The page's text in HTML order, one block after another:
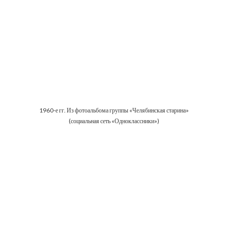
1960-е гг. Из фотоальбома группы «Челябинская старина»
(социальная сеть «Одноклассники»)